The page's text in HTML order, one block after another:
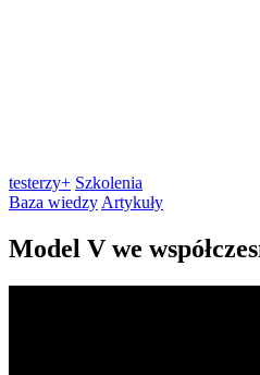
testerzy+ Szkolenia
Baza wiedzy Artykuły
Model V we